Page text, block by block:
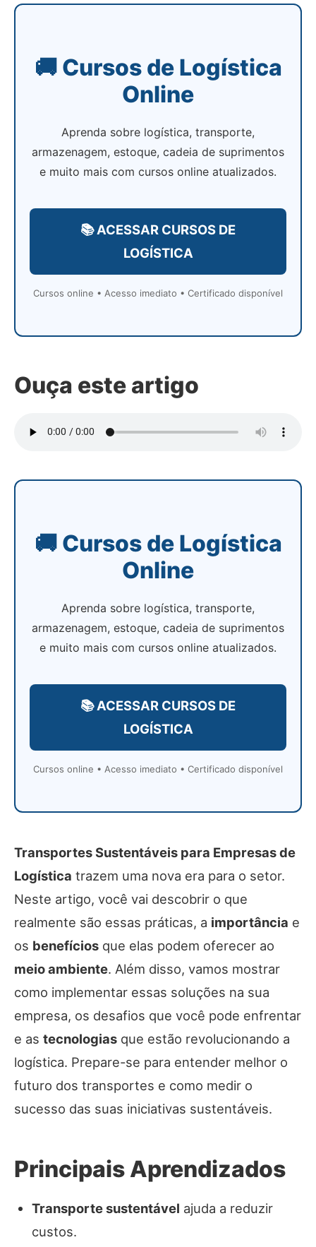
🚚 Cursos de Logística
Online
Aprenda sobre logística, transporte,
armazenagem, estoque, cadeia de suprimentos
e muito mais com cursos online atualizados.
📚 ACESSAR CURSOS DE
LOGÍSTICA
Cursos online • Acesso imediato • Certificado disponível
Ouça este artigo
🚚 Cursos de Logística
Online
Aprenda sobre logística, transporte,
armazenagem, estoque, cadeia de suprimentos
e muito mais com cursos online atualizados.
📚 ACESSAR CURSOS DE
LOGÍSTICA
Cursos online • Acesso imediato • Certificado disponível
Transportes Sustentáveis para Empresas de
Logística trazem uma nova era para o setor.
Neste artigo, você vai descobrir o que
realmente são essas práticas, a importância e
os benefícios que elas podem oferecer ao
meio ambiente. Além disso, vamos mostrar
como implementar essas soluções na sua
empresa, os desafios que você pode enfrentar
e as tecnologias que estão revolucionando a
logística. Prepare-se para entender melhor o
futuro dos transportes e como medir o
sucesso das suas iniciativas sustentáveis.
Principais Aprendizados
Transporte sustentável ajuda a reduzir
custos.